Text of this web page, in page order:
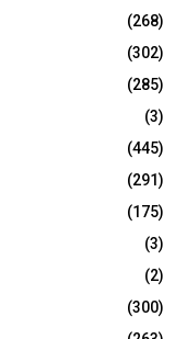
(268)
(302)
(285)
(3)
(445)
(291)
(175)
(3)
(2)
(300)